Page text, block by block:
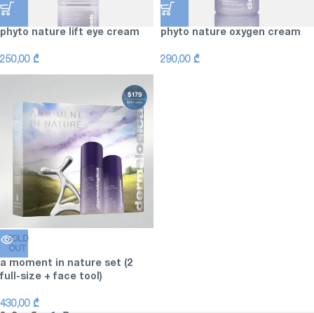
phyto nature lift eye cream
250,00 ₾
phyto nature oxygen cream
290,00 ₾
SOLD
OUT
a moment in nature set (2
full-size + face tool)
430,00 ₾